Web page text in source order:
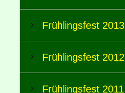
Frühlingsfest 2013
Frühlingsfest 2012
Frühlingsfest 2011